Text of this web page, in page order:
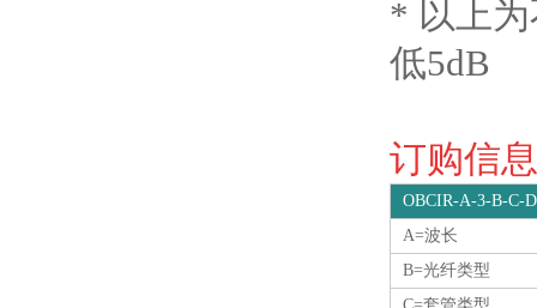
* 以上
低5dB
订购信
OBCIR-A-3-B-C-
A=波长
B=光纤类型